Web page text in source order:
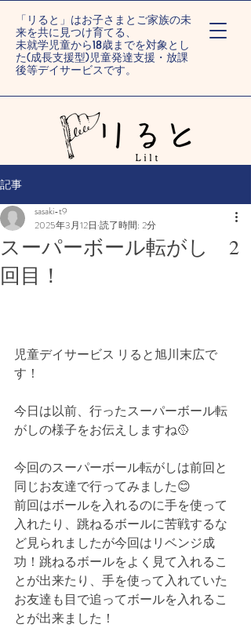
「リると」はお子さまとご家族の未
来を共に見つけ育てる、
未就学児童から18歳までを対象とし
た(成長支援型)児童発達支援・放課
後等デイサービスです。
記事
スーパーボール転がし 2
回目！
sasaki-t9
2025年3月12日 読了時間: 2分
児童デイサービス リると旭川末広で
す！
今日は以前、行ったスーパーボール転
がしの様子をお伝えしますね🥎
今回のスーパーボール転がしは前回と
同じお友達で行ってみました😊
前回はボールを入れるのに手を使って
入れたり、跳ねるボールに苦戦するな
ど見られましたが今回はリベンジ成
功！跳ねるボールをよく見て入れるこ
とが出来たり、手を使って入れていた
お友達も目で追ってボールを入れるこ
とが出来ました！